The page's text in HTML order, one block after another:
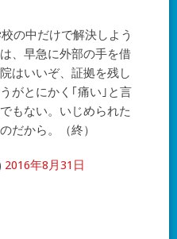
の中だけで解決しよう
、早急に外部の手を借
はいいぞ、証拠を残し
がとにかく｢痛い｣と言
もない。いじめられた
だから。（終）
2016年8月31日